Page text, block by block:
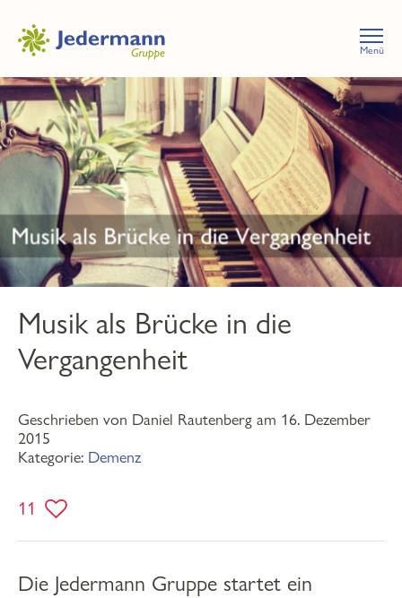
Menü
Musik als Brücke in die
Vergangenheit
Geschrieben von Daniel Rautenberg am 16. Dezember
2015
Kategorie: Demenz
11
Die Jedermann Gruppe startet ein